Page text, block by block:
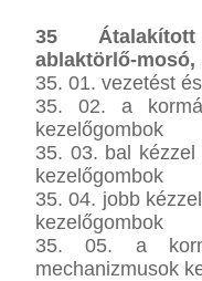
35 Átalakított
ablaktörlő-
35. 01. vezetést
35. 02. a
kezelőgombok
35. 03. bal kézzel
kezelőgombok
35. 04. jobb
kezelőgombok
35. 05. a
mechanizmusok